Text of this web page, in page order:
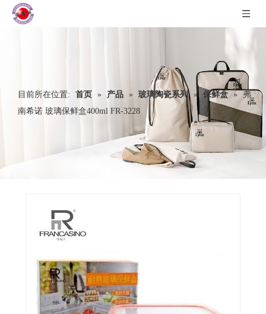
目前所在位置: 首页 » 产品 » 玻璃陶瓷系列 » 保鲜盒 »
弗
南希诺 玻璃保鲜盒400ml FR-3228